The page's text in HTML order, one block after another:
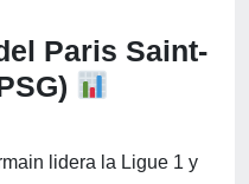
Paris Saint-
lidera la Ligue 1 y